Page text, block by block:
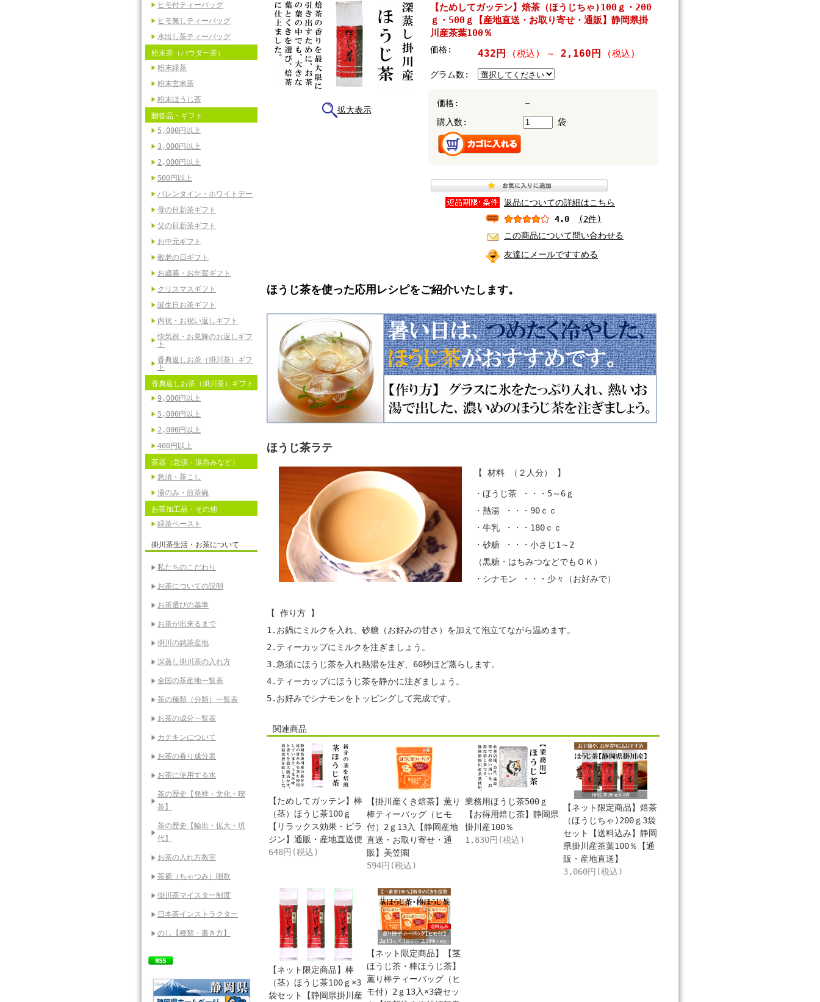
ヒモ付ティーバッグ
ヒモ無しティーバッグ
水出し茶ティーバッグ
粉末茶（パウダー茶）
粉末緑茶
粉末玄米茶
粉末ほうじ茶
贈答品・ギフト
5,000円以上
3,000円以上
2,000円以上
500円以上
バレンタイン・ホワイトデー
母の日新茶ギフト
父の日新茶ギフト
お中元ギフト
敬老の日ギフト
お歳暮・お年賀ギフト
クリスマスギフト
誕生日お茶ギフト
内祝・お祝い返しギフト
快気祝・お見舞のお返しギフ
ト
香典返しお茶（掛川茶）ギフ
ト
香典返しお茶（掛川茶）ギフト
9,000円以上
5,000円以上
2,000円以上
400円以上
茶器（急須・湯呑みなど）
急須・茶こし
湯のみ・煎茶碗
お茶加工品・その他
緑茶ペースト
掛川茶生活・お茶について
私たちのこだわり
お茶についての説明
お茶選びの基準
お茶が出来るまで
掛川の銘茶産地
深蒸し掛川茶の入れ方
全国の茶産地一覧表
茶の種類（分類）一覧表
お茶の成分一覧表
カテキンについて
お茶の香り成分表
お茶に使用する水
茶の歴史【発祥・文化・喫
茶】
茶の歴史【輸出・拡大・現
代】
お茶の入れ方教室
茶摘（ちゃつみ）唱歌
掛川茶マイスター制度
日本茶インストラクター
のし【種類・書き方】
拡大表示
【ためしてガッテン】焙茶（ほうじちゃ)100ｇ・200
ｇ・500ｇ【産地直送・お取り寄せ・通販】静岡県掛
川産茶葉100％
価格: 432円 (税込) ～ 2,160円 (税込)
グラム数:
価格: －
購入数: 袋
返品についての詳細はこちら
4.0
(2件)
この商品について問い合わせる
友達にメールですすめる
ほうじ茶を使った応用レシピをご紹介いたします。
ほうじ茶ラテ
【 材料 （２人分） 】
・ほうじ茶 ・・・5～6ｇ
・熱湯 ・・・90ｃｃ
・牛乳 ・・・180ｃｃ
・砂糖 ・・・小さじ1～2
（黒糖・はちみつなどでもＯＫ）
・シナモン ・・・少々（お好みで）
【 作り方 】
1.お鍋にミルクを入れ、砂糖（お好みの甘さ）を加えて泡立てながら温めます。
2.ティーカップにミルクを注ぎましょう。
3.急須にほうじ茶を入れ熱湯を注ぎ、60秒ほど蒸らします。
4.ティーカップにほうじ茶を静かに注ぎましょう。
5.お好みでシナモンをトッピングして完成です。
関連商品
【ためしてガッテン】棒
（茎）ほうじ茶100ｇ
【リラックス効果・ピラ
ジン】通販・産地直送便
648円(税込)
【掛川産くき焙茶】薫り
棒ティーバッグ（ヒモ
付）2ｇ13入【静岡産地
直送・お取り寄せ・通
販】美笠園
594円(税込)
業務用ほうじ茶500ｇ
【お得用焙じ茶】静岡県
掛川産100％
1,830円(税込)
【ネット限定商品】焙茶
（ほうじちゃ)200ｇ3袋
セット【送料込み】静岡
県掛川産茶葉100％【通
販・産地直送】
3,060円(税込)
【ネット限定商品】棒
（茎）ほうじ茶100ｇ×3
袋セット【静岡県掛川産
【ネット限定商品】【茎
ほうじ茶・棒ほうじ茶】
薫り棒ティーバッグ（ヒ
モ付）2ｇ13入×3袋セッ